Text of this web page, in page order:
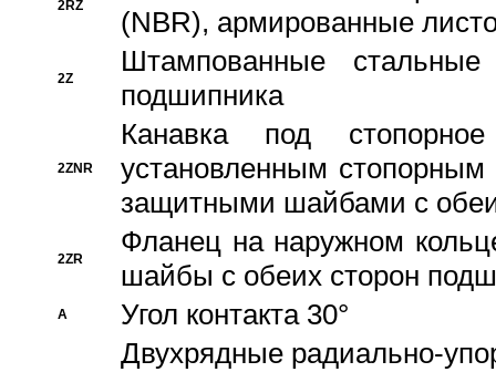
2RZ
(NBR), армированные
2Z
Штампованные
подшипника
2ZNR
Канавка под
установленным
защитными шайбами с
2ZR
Фланец на наружном
шайбы с обеих сторон
A
Угол контакта 30°
Двухрядные радиально-